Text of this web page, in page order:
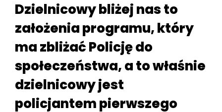
Dzielnicowy bliżej nas to
założenia programu, który
ma zbliżać Policję do
społeczeństwa, a to właśnie
dzielnicowy jest
policjantem pierwszego